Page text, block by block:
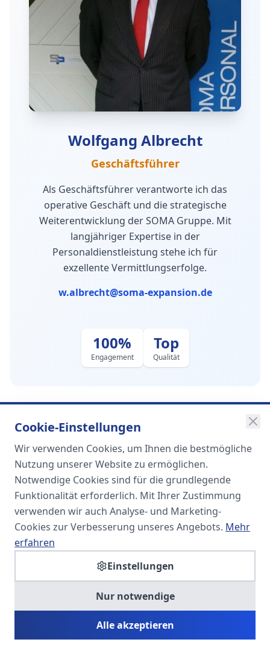
Wolfgang Albrecht
Geschäftsführer
Als Geschäftsführer verantworte ich das
operative Geschäft und die strategische
Weiterentwicklung der SOMA Gruppe. Mit
langjähriger Expertise in der
Personaldienstleistung stehe ich für
exzellente Vermittlungserfolge.
w.albrecht@soma-expansion.de
100%
Engagement
Top
Qualität
SOMA
Unternehmensgruppe
Spezialisiert auf Fach- und
Führungskräfte in der
SOMA HR KONSULT UG
Personalberatung & Executive Search
Cookie-Einstellungen
Wir verwenden Cookies, um Ihnen die bestmögliche
Nutzung unserer Website zu ermöglichen.
Notwendige Cookies sind für die grundlegende
Funktionalität erforderlich. Mit Ihrer Zustimmung
verwenden wir auch Analyse- und Marketing-
Cookies zur Verbesserung unseres Angebots. Mehr
erfahren
Einstellungen
Nur notwendige
Alle akzeptieren